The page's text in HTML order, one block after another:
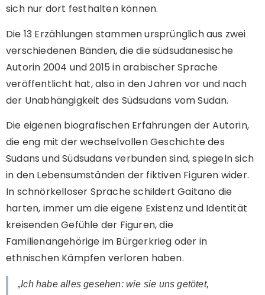
sich nur dort festhalten können.
Die 13 Erzählungen stammen ursprünglich aus zwei
verschiedenen Bänden, die die südsudanesische
Autorin 2004 und 2015 in arabischer Sprache
veröffentlicht hat, also in den Jahren vor und nach
der Unabhängigkeit des Südsudans vom Sudan.
Die eigenen biografischen Erfahrungen der Autorin,
die eng mit der wechselvollen Geschichte des
Sudans und Südsudans verbunden sind, spiegeln sich
in den Lebensumständen der fiktiven Figuren wider.
In schnörkelloser Sprache schildert Gaitano die
harten, immer um die eigene Existenz und Identität
kreisenden Gefühle der Figuren, die
Familienangehörige im Bürgerkrieg oder in
ethnischen Kämpfen verloren haben.
„Ich habe alles gesehen: wie sie uns getötet,